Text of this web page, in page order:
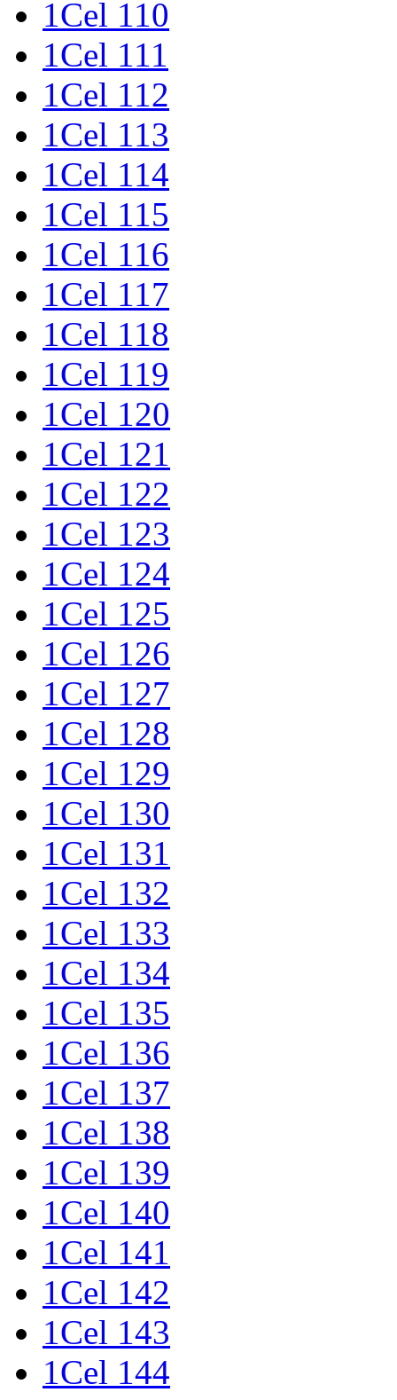
1Cel 110
1Cel 111
1Cel 112
1Cel 113
1Cel 114
1Cel 115
1Cel 116
1Cel 117
1Cel 118
1Cel 119
1Cel 120
1Cel 121
1Cel 122
1Cel 123
1Cel 124
1Cel 125
1Cel 126
1Cel 127
1Cel 128
1Cel 129
1Cel 130
1Cel 131
1Cel 132
1Cel 133
1Cel 134
1Cel 135
1Cel 136
1Cel 137
1Cel 138
1Cel 139
1Cel 140
1Cel 141
1Cel 142
1Cel 143
1Cel 144